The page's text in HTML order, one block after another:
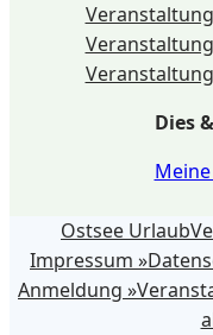
Dies
Ostsee Urlaub
Impressum »
Anmeldung »